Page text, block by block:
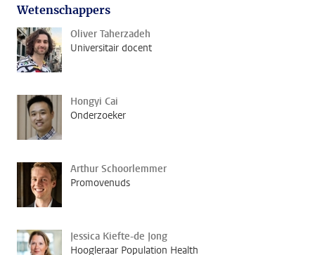
Wetenschappers
Oliver Taherzadeh
Universitair docent
Hongyi Cai
Onderzoeker
Arthur Schoorlemmer
Promovenuds
Jessica Kiefte-de Jong
Hoogleraar Population Health